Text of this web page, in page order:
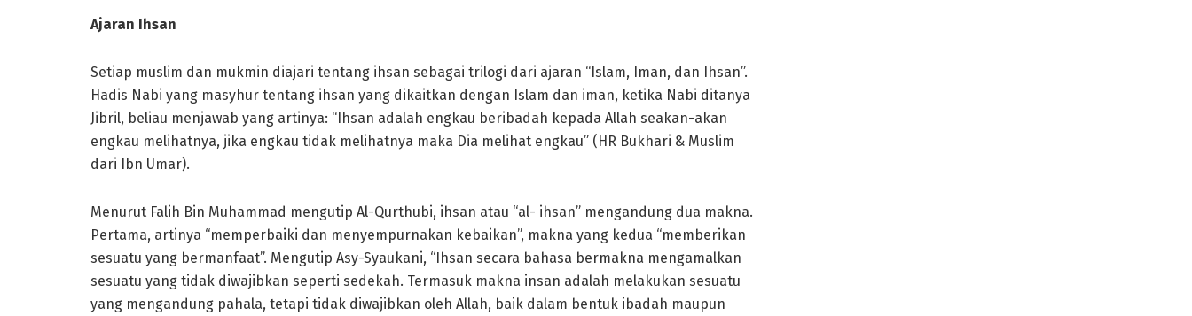
Ajaran Ihsan
Setiap muslim dan mukmin diajari tentang ihsan sebagai trilogi dari ajaran “Islam, Iman, dan Ihsan”.
Hadis Nabi yang masyhur tentang ihsan yang dikaitkan dengan Islam dan iman, ketika Nabi ditanya
Jibril, beliau menjawab yang artinya: “Ihsan adalah engkau beribadah kepada Allah seakan-akan
engkau melihatnya, jika engkau tidak melihatnya maka Dia melihat engkau” (HR Bukhari & Muslim
dari Ibn Umar).
Menurut Falih Bin Muhammad mengutip Al-Qurthubi, ihsan atau “al- ihsan” mengandung dua makna.
Pertama, artinya “memperbaiki dan menyempurnakan kebaikan”, makna yang kedua “memberikan
sesuatu yang bermanfaat”. Mengutip Asy-Syaukani, “Ihsan secara bahasa bermakna mengamalkan
sesuatu yang tidak diwajibkan seperti sedekah. Termasuk makna insan adalah melakukan sesuatu
yang mengandung pahala, tetapi tidak diwajibkan oleh Allah, baik dalam bentuk ibadah maupun